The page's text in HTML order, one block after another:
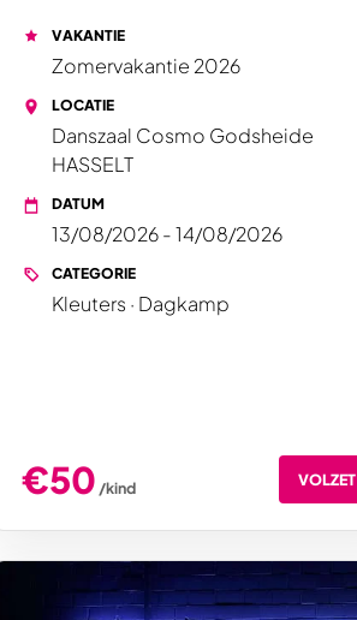
VAKANTIE
Zomervakantie 2026
LOCATIE
Danszaal Cosmo Godsheide
HASSELT
DATUM
13/08/2026 - 14/08/2026
CATEGORIE
Kleuters · Dagkamp
€50 /kind VOLZET